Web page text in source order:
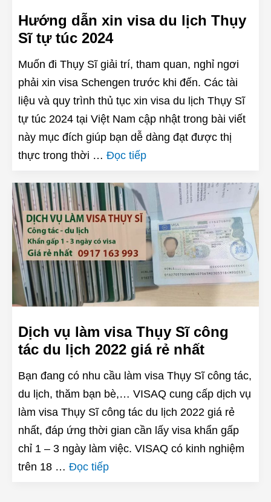
Hướng dẫn xin visa du lịch Thụy
Sĩ tự túc 2024
Muốn đi Thụy Sĩ giải trí, tham quan, nghỉ ngơi
phải xin visa Schengen trước khi đến. Các tài
liệu và quy trình thủ tục xin visa du lịch Thụy Sĩ
tự túc 2024 tại Việt Nam cập nhật trong bài viết
này mục đích giúp bạn dễ dàng đạt được thị
thực trong thời … Đọc tiếp
Dịch vụ làm visa Thụy Sĩ công
tác du lịch 2022 giá rẻ nhất
Bạn đang có nhu cầu làm visa Thụy Sĩ công tác,
du lịch, thăm bạn bè,… VISAQ cung cấp dịch vụ
làm visa Thụy Sĩ công tác du lịch 2022 giá rẻ
nhất, đáp ứng thời gian cần lấy visa khẩn gấp
chỉ 1 – 3 ngày làm việc. VISAQ có kinh nghiệm
trên 18 … Đọc tiếp